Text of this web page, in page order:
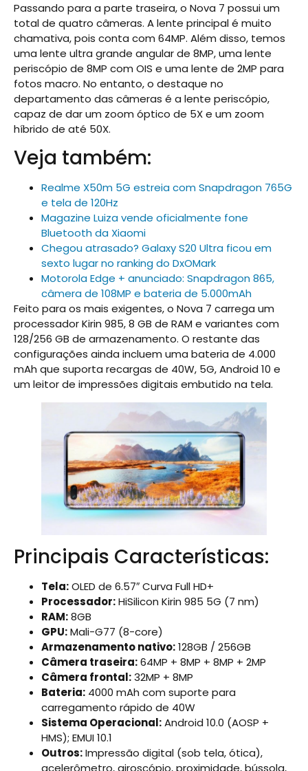
Passando para a parte traseira, o Nova 7 possui um
total de quatro câmeras. A lente principal é muito
chamativa, pois conta com 64MP. Além disso, temos
uma lente ultra grande angular de 8MP, uma lente
periscópio de 8MP com OIS e uma lente de 2MP para
fotos macro. No entanto, o destaque no
departamento das câmeras é a lente periscópio,
capaz de dar um zoom óptico de 5X e um zoom
híbrido de até 50X.
Veja também:
Realme X50m 5G estreia com Snapdragon 765G
e tela de 120Hz
Magazine Luiza vende oficialmente fone
Bluetooth da Xiaomi
Chegou atrasado? Galaxy S20 Ultra ficou em
sexto lugar no ranking do DxOMark
Motorola Edge + anunciado: Snapdragon 865,
câmera de 108MP e bateria de 5.000mAh
Feito para os mais exigentes, o Nova 7 carrega um
processador Kirin 985, 8 GB de RAM e variantes com
128/256 GB de armazenamento. O restante das
configurações ainda incluem uma bateria de 4.000
mAh que suporta recargas de 40W, 5G, Android 10 e
um leitor de impressões digitais embutido na tela.
Principais Características:
Tela:OLED de 6.57″ Curva Full HD+
Processador:HiSilicon Kirin 985 5G (7 nm)
RAM:8GB
GPU:Mali-G77 (8-core)
Armazenamento nativo:128GB / 256GB
Câmera traseira:64MP + 8MP + 8MP + 2MP
Câmera frontal:32MP + 8MP
Bateria: 4000 mAh com suporte para
carregamento rápido de 40W
Sistema Operacional:Android 10.0 (AOSP +
HMS); EMUI 10.1
Outros:Impressão digital (sob tela, ótica),
acelerômetro, giroscópio, proximidade, bússola,